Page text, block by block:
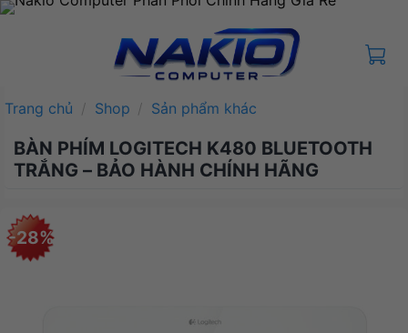
Bỏ
Trang chủ / Shop / Sản phẩm khác
BÀN PHÍM LOGITECH K480 BLUETOOTH
TRẮNG – BẢO HÀNH CHÍNH HÃNG
-28%